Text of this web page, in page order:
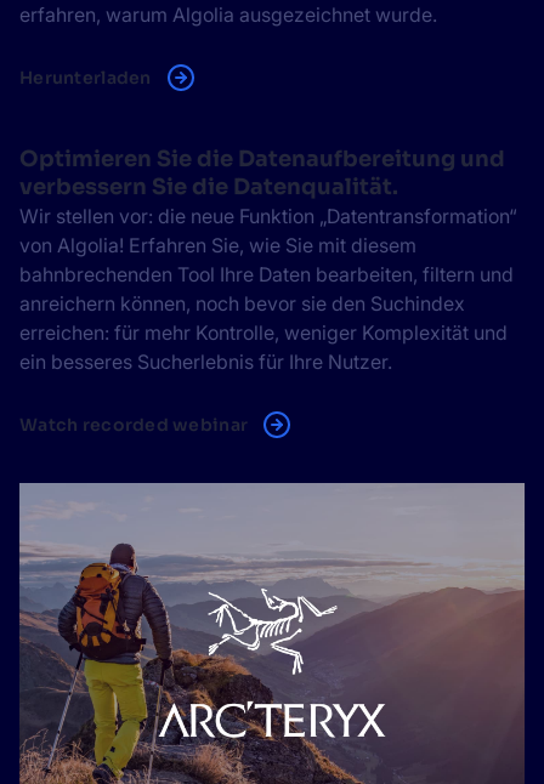
erfahren, warum Algolia ausgezeichnet wurde.
Herunterladen
Optimieren Sie die Datenaufbereitung und
verbessern Sie die Datenqualität.
Wir stellen vor: die neue Funktion „Datentransformation“
von Algolia! Erfahren Sie, wie Sie mit diesem
bahnbrechenden Tool Ihre Daten bearbeiten, filtern und
anreichern können, noch bevor sie den Suchindex
erreichen: für mehr Kontrolle, weniger Komplexität und
ein besseres Sucherlebnis für Ihre Nutzer.
Watch recorded webinar